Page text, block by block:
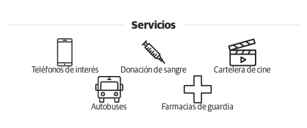
Servicios
Teléfonos de interés Donación de sangre Cartelera de cine
Autobuses Farmacias de guardia